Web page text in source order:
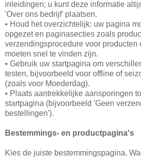
inleidingen; u kunt deze informatie
'Over ons bedrijf' plaatsen.
• Houd het overzichtelijk: uw pagina
opgezet en paginasecties zoals
verzendingsprocedure voor producten
moeten snel te vinden zijn.
• Gebruik uw startpagina om
testen, bijvoorbeeld voor offline of
(zoals voor Moederdag).
• Plaats aantrekkelijke aansporingen
startpagina (bijvoorbeeld 'Geen
bestellingen').
Bestemmings- en productpagina's
Kies de juiste bestemmingspagina.